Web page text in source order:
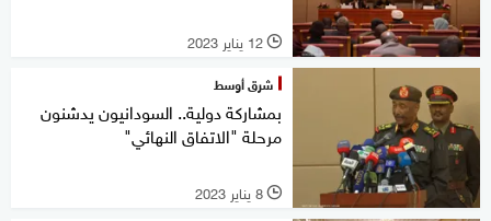
l 12 يناير 2023
شرق أوسط
بمشاركة دولية.. السودانيون يدشنون
مرحلة "الاتفاق النهائي"
l 8 يناير 2023